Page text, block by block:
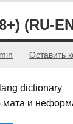
(RU-
Оставить
dictionary
мата и